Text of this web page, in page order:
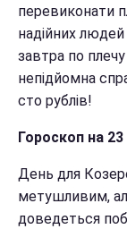
перевиконати
надійних
завтра по
непідйомна
сто рублів!
Гороскоп на 23
День для
метушливим,
доведеться